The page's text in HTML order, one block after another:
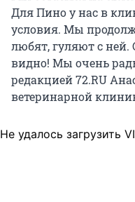
Для Пино у нас в
условия. Мы
любят, гуляют с ней.
видно! Мы очень
редакцией 72.RU
ветеринарной
Не удалось загрузить